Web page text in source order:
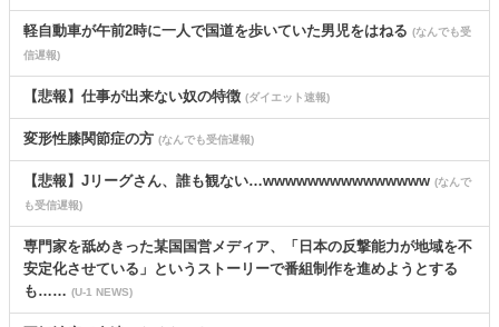
軽自動車が午前2時に一人で国道を歩いていた男児をはねる (なんでも受
信遅報)
【悲報】仕事が出来ない奴の特徴 (ダイエット速報)
変形性膝関節症の方 (なんでも受信遅報)
【悲報】Jリーグさん、誰も観ない…wwwwwwwwwwwwwww (なんで
も受信遅報)
専門家を舐めきった某国国営メディア、「日本の反撃能力が地域を不
安定化させている」というストーリーで番組制作を進めようとする
も…… (U-1 NEWS)